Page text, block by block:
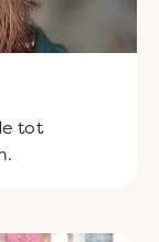
tot